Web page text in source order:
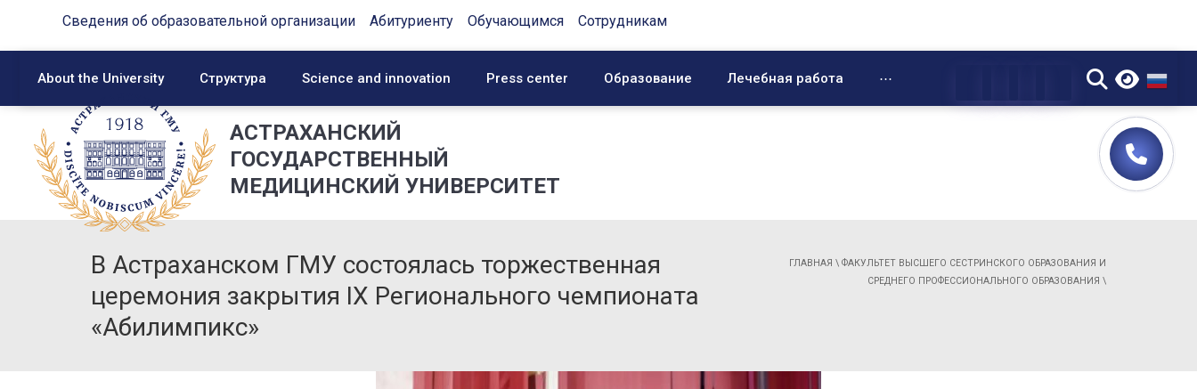
Сведения об образовательной организации Абитуриенту Обучающимся Сотрудникам
About the University Структура Science and innovation Press center Образование Лечебная работа ⋯ ▼
АСТРАХАНСКИЙ
ГОСУДАРСТВЕННЫЙ
МЕДИЦИНСКИЙ УНИВЕРСИТЕТ
В Астраханском ГМУ состоялась торжественная
церемония закрытия IX Регионального чемпионата
«Абилимпикс»
ГЛАВНАЯ \ ФАКУЛЬТЕТ ВЫСШЕГО СЕСТРИНСКОГО ОБРАЗОВАНИЯ И
СРЕДНЕГО ПРОФЕССИОНАЛЬНОГО ОБРАЗОВАНИЯ \